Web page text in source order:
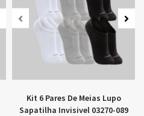
Kit 6 Pares De Meias Lupo
Sapatilha Invisivel 03270-089